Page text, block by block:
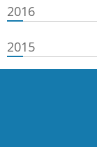
2016
2015